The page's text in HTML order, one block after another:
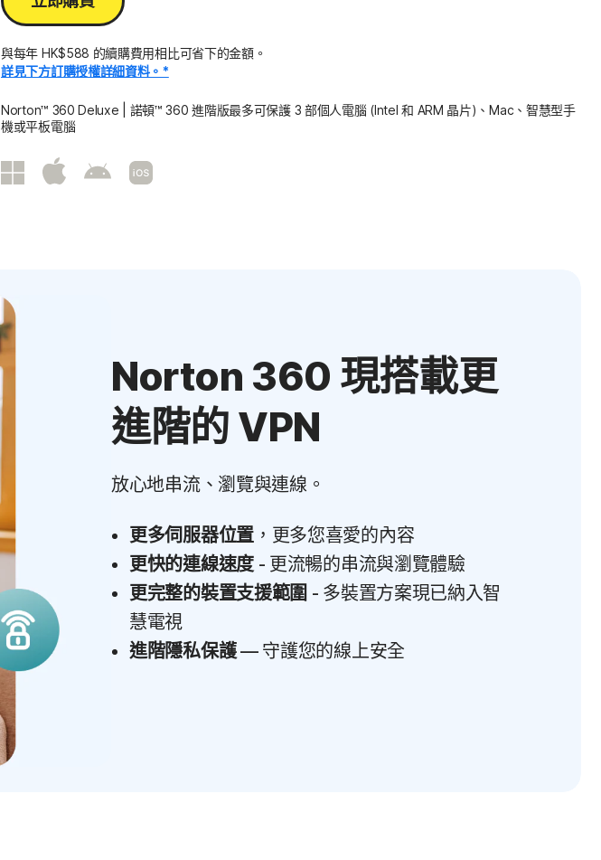
與每年 HK$588 的續購費用相比可省下的金額。
詳見下方訂購授權詳細資料。*
Norton™ 360 Deluxe | 諾頓™ 360 進階版最多可保護 3 部個人電腦 (Intel 和 ARM 晶片)、Mac、智慧型手
機或平板電腦
Norton 360 現搭載更
進階的 VPN
放心地串流、瀏覽與連線。
更多伺服器位置，更多您喜愛的內容
更快的連線速度- 更流暢的串流與瀏覽體驗
更完整的裝置支援範圍 - 多裝置方案現已納入智
慧電視
進階隱私保護— 守護您的線上安全